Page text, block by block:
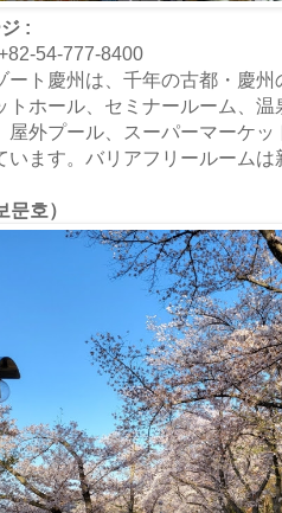
:
54-777-8400
ート慶州は、千年の古都・慶
トホール、セミナールーム、
屋外プール、スーパーマーケ
います。バリアフリールーム
호）